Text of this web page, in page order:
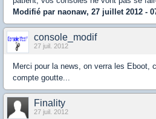
Modifié par naonaw, 27 juillet 2012 -
console_modif
27 juil. 2012
Merci pour la news, on verra les Eboot,
compte goutte...
Finality
27 juil. 2012